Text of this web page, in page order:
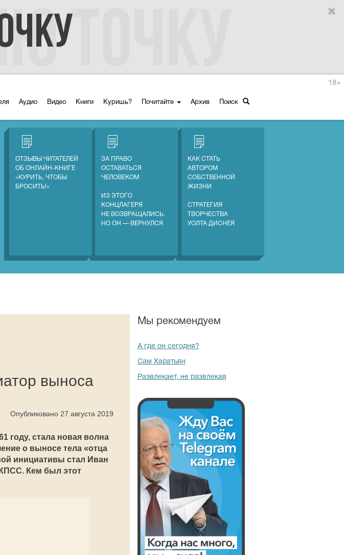
Аудио Видео Книги Куришь? Почитайте Архив Поиск
18+
ОТЗЫВЫ ЧИТАТЕЛЕЙ
ОБ ОНЛАЙН-КНИГЕ
«КУРИТЬ, ЧТОБЫ
БРОСИТЬ!»
ЗА ПРАВО
ОСТАВАТЬСЯ
ЧЕЛОВЕКОМ
ИЗ ЭТОГО
КОНЦЛАГЕРЯ
НЕ ВОЗВРАЩАЛИСЬ.
НО ОН — ВЕРНУЛСЯ
КАК СТАТЬ
АВТОРОМ
СОБСТВЕННОЙ
ЖИЗНИ
СТРАТЕГИЯ
ТВОРЧЕСТВА
УОЛТА ДИСНЕЯ
выноса
Опубликовано 27 августа 2019
году, стала новая волна
о выносе тела «отца
инициативы стал Иван
Кем был этот
Мы рекомендуем
А где он сегодня?
Сам Харатьян
Развлекает, не развлекая